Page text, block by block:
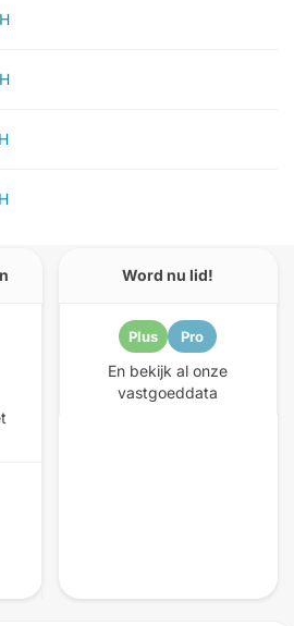
Word nu lid!
Plus Pro
En bekijk al onze
vastgoeddata